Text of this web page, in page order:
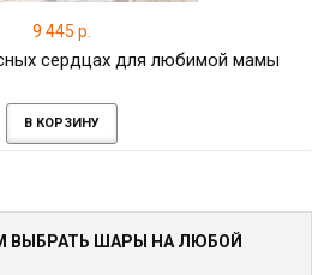
9 445 р.
сердцах для любимой мамы
В КОРЗИНУ
ШАРЫ НА ЛЮБОЙ